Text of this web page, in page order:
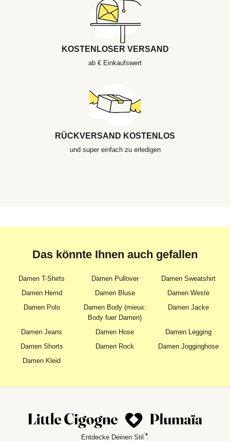
KOSTENLOSER VERSAND
ab € Einkaufswert
RÜCKVERSAND KOSTENLOS
und super einfach zu erledigen
Das könnte Ihnen auch gefallen
Damen T-Shirts Damen Pullover
Damen Sweatshirt
Damen Hemd
Damen Bluse
Damen Weste
Damen Polo
Damen Body (mieux:
Body fuer Damen)
Damen Jacke
Damen Jeans Damen Hose
Damen Legging
Damen Shorts
Damen Rock
Damen Jogginghose
Damen Kleid
Entdecke Deinen Stil